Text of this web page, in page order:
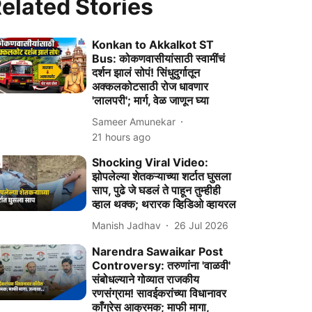
Stories
Konkan to Akkalkot ST
Bus: कोकणवासीयांसाठी स्वामींचं
दर्शन झालं सोपं! सिंधुदुर्गातून
अक्कलकोटसाठी रोज धावणार
'लालपरी'; मार्ग, वेळ जाणून घ्या
Sameer Amunekar
21 hours ago
Shocking Viral Video:
झोपलेल्या शेतकऱ्याच्या शर्टात घुसला
साप, पुढे जे घडलं ते पाहून तुम्हीही
व्हाल थक्क; थरारक व्हिडिओ व्हायरल
Manish Jadhav 26 Jul 2026
Narendra Sawaikar Post
Controversy: तरुणांना 'वाळवी'
संबोधल्याने गोव्यात राजकीय
रणसंग्राम! सावईकरांच्या विधानावर
काँग्रेस आक्रमक; माफी मागा,